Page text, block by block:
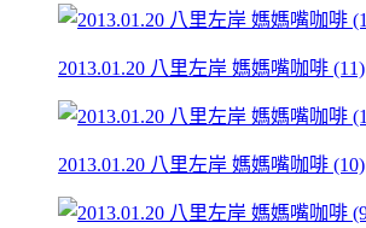
2013.01.20 八里左岸 媽媽嘴咖啡 (11)
2013.01.20 八里左岸 媽媽嘴咖啡 (10)